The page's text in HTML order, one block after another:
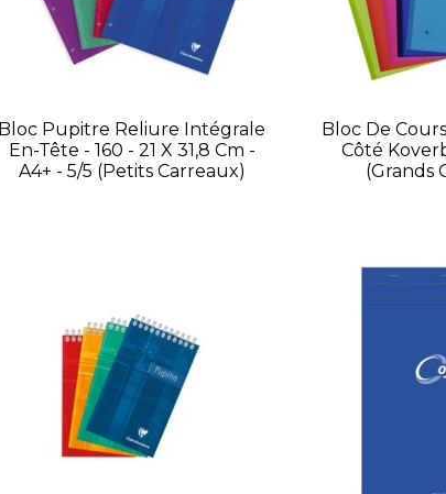
Bloc Pupitre Reliure Intégrale
En-Tête - 160 - 21 X 31,8 Cm -
A4+ - 5/5 (petits Carreaux)
Bloc De
Côté
(grands